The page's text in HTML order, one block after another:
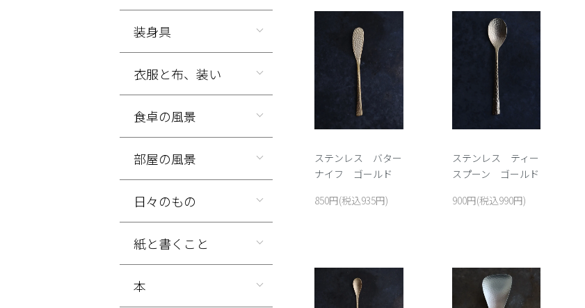
ステンレス バター
ナイフ ゴールド
850円(税込935円)
ステンレス ティー
スプーン ゴールド
900円(税込990円)
装身具
衣服と布、装い
食卓の風景
部屋の風景
日々のもの
紙と書くこと
本